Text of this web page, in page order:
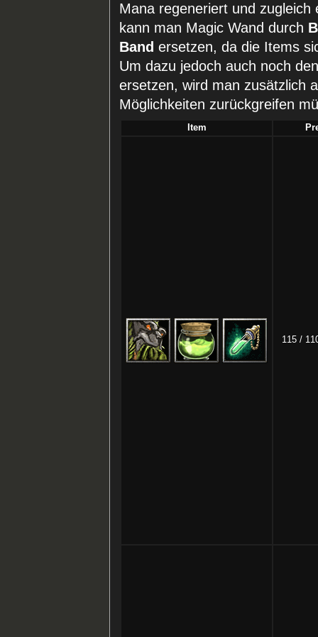
Mana regeneriert und
kann man Magic Wand durch
Band ersetzen, da die Items
Um dazu jedoch auch noch
ersetzen, wird man zusätzlich
Möglichkeiten zurückgreifen
Item
115 /